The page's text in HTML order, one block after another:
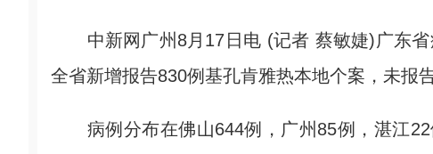
中新网广州8月17日电 (记者 蔡敏婕)广东省
全省新增报告830例基孔肯雅热本地个案，未报
病例分布在佛山644例，广州85例，湛江22